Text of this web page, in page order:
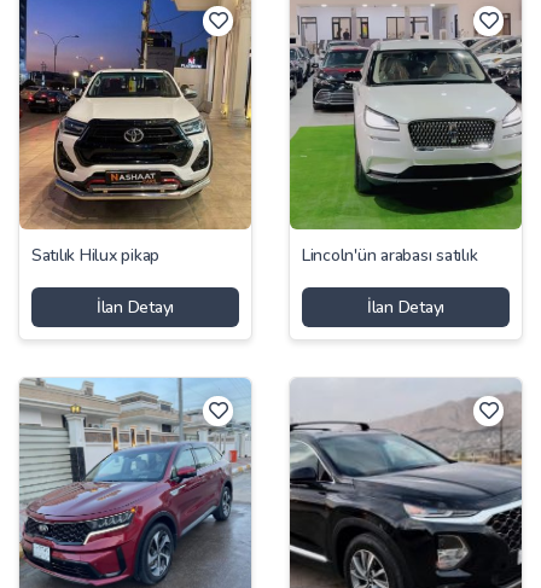
Satılık Hilux pikap
İlan Detayı
Lincoln'ün arabası satılık
İlan Detayı